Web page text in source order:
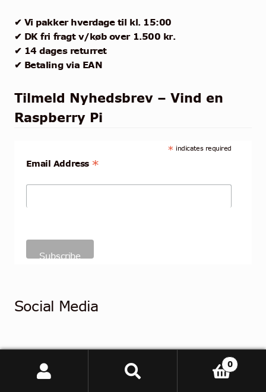
✔ Vi pakker hverdage til kl. 15:00
✔ DK fri fragt v/køb over 1.500 kr.
✔ 14 dages returret
✔ Betaling via EAN
Tilmeld Nyhedsbrev – Vind en
Raspberry Pi
* indicates required
Email Address *
Social Media
0